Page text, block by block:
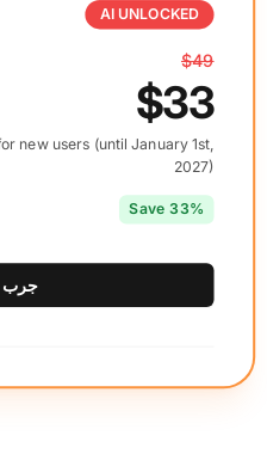
AI UNLOCKED
$49
$33
new users (until January 1st,
2027)
Save 33%
جرب